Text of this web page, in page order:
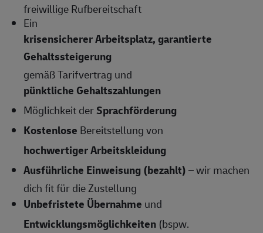
freiwillige Rufbereitschaft
Ein
krisensicherer Arbeitsplatz, garantierte
Gehaltssteigerung
gemäß Tarifvertrag und
pünktliche Gehaltszahlungen
Möglichkeit derSprachförderung
Kostenlose Bereitstellung von
hochwertiger Arbeitskleidung
Ausführliche Einweisung (bezahlt)– wir machen
dich fit für die Zustellung
Unbefristete Übernahme und
Entwicklungsmöglichkeiten (bspw.